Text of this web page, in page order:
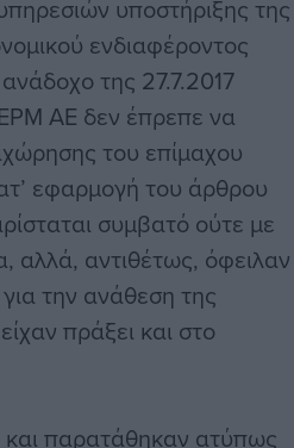
υποστήριξης της
ενδιαφέροντος
της 27.7.2017
ΑΕ δεν έπρεπε να
του επίμαχου
εφαρμογή του άρθρου
συμβατό ούτε με
αλλά, αντιθέτως, όφειλαν
την ανάθεση της
πράξει και στο
και παρατάθηκαν ατύπως